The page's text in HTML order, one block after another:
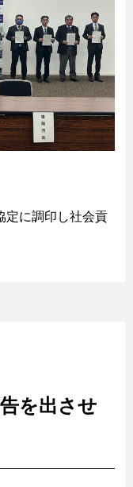
定に調印し社会貢
を出させ